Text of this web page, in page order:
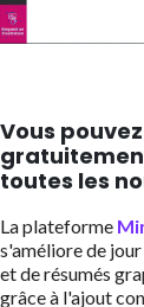
Vous
toutes les
La plateforme
s'améliore de
et de résumés
grâce à l'ajout